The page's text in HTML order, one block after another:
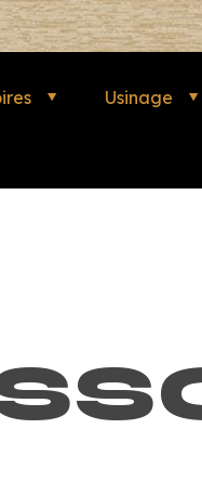
Usinage